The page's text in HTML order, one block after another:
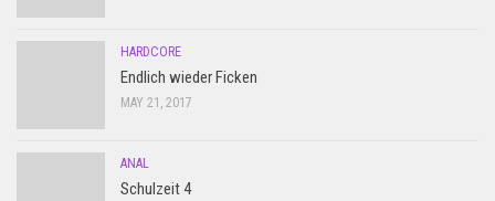
HARDCORE
Endlich wieder Ficken
MAY 21, 2017
ANAL
Schulzeit 4